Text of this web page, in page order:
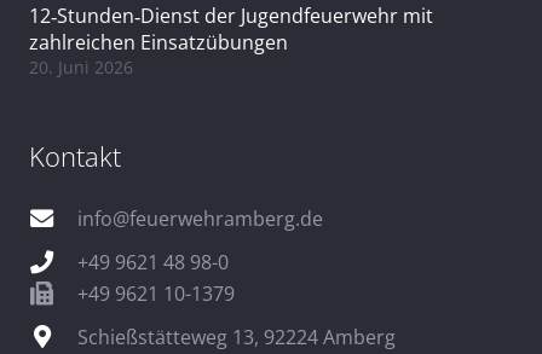
12‑Stunden‑Dienst der Jugendfeuerwehr mit
zahlreichen Einsatzübungen
20. Juni 2026
Kontakt
info@feuerwehramberg.de
+49 9621 48 98-0
+49 9621 10-1379
Schießstätteweg 13, 92224 Amberg